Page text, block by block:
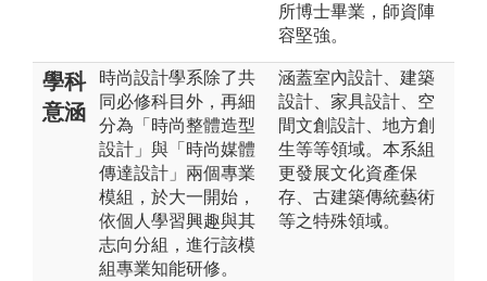
所博士畢業，師資陣
容堅強。
學科
意涵
時尚設計學系除了共
同必修科目外，再細
分為「時尚整體造型
設計」與「時尚媒體
傳達設計」兩個專業
模組，於大一開始，
依個人學習興趣與其
志向分組，進行該模
組專業知能研修。
涵蓋室內設計、建築
設計、家具設計、空
間文創設計、地方創
生等等領域。本系組
更發展文化資產保
存、古建築傳統藝術
等之特殊領域。